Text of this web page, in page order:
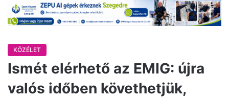
KÖZÉLET
Ismét elérhető az EMIG: újra
valós időben követhetjük,